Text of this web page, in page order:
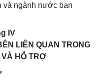
và ngành nước ban
IV
LIÊN QUAN TRONG
HỖ TRỢ